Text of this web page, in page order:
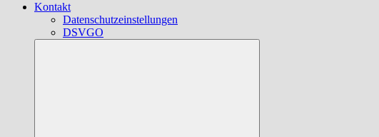
Kontakt
Datenschutzeinstellungen
DSVGO